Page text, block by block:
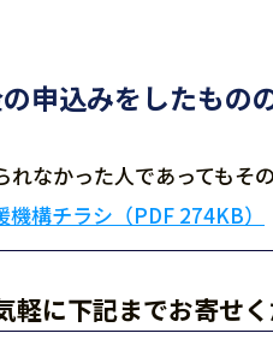
申込みをしたもの
れなかった人であっても
機構チラシ（PDF 274KB）
に下記までお寄せく